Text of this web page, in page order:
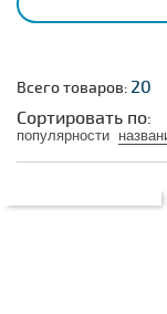
При раке легких
Профессиональные
Всего товаров:20
Сортировать по:
популярности